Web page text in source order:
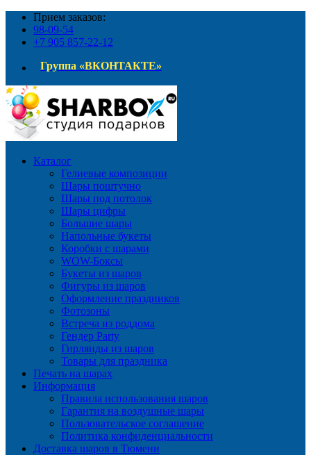
Прием заказов:
98-09-54
+7 905 857-22-12
Группа «ВКОНТАКТЕ»
Каталог
Гелиевые композиции
Шары поштучно
Шары под потолок
Шары цифры
Большие шары
Напольные букеты
Коробки с шарами
WOW-Боксы
Букеты из шаров
Фигуры из шаров
Оформление праздников
Фотозоны
Встреча из роддома
Гендер Party
Гирлянды из шаров
Товары для праздника
Печать на шарах
Информация
Правила использования шаров
Гарантия на воздушные шары
Пользовательское соглашение
Политика конфиденциальности
Доставка шаров в Тюмени